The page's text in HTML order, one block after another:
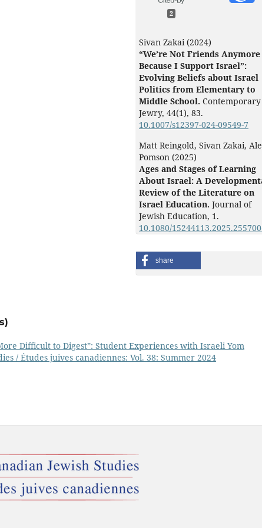
2
Sivan Zakai (2024)
“We’re Not Friends Anymore
Because I Support Israel”:
Evolving Beliefs about Israel
Politics from Elementary to
Middle School. Contemporary
Jewry, 44(1), 83.
10.1007/s12397-024-09549-7
Matt Reingold, Sivan Zakai,
Pomson (2025)
Ages and Stages of Learning
About Israel: A
Review of the Literature on
Israel Education. Journal of
Jewish Education, 1.
10.1080/
share
Difficult to Digest”: Student Experiences with Israeli Yom
/ Études juives canadiennes: Vol. 38: Summer 2024